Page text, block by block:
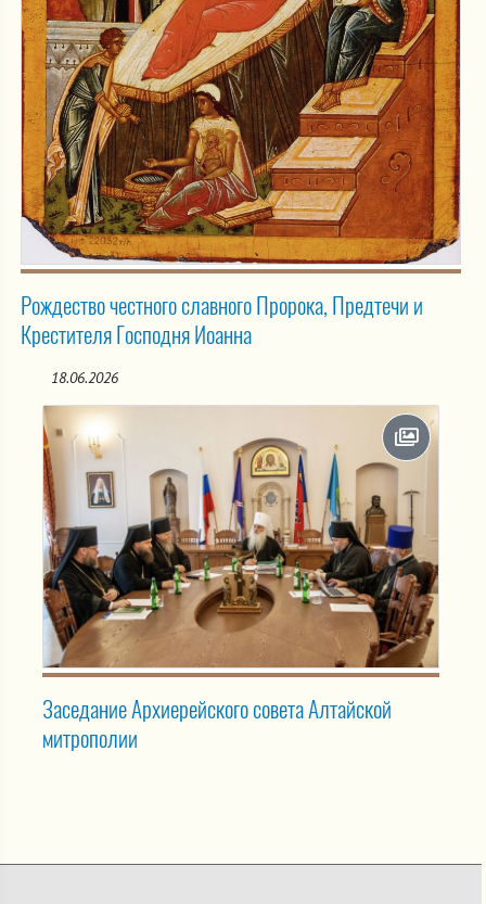
Рождество честного славного Пророка, Предтечи и
Крестителя Господня Иоанна
18.06.2026
Заседание Архиерейского совета Алтайской
митрополии